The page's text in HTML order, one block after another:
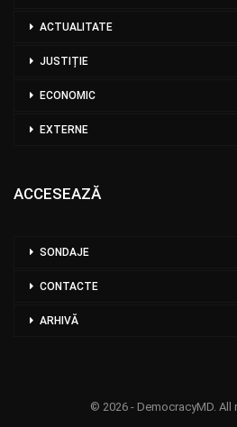
ACTUALITATE
JUSTIȚIE
ECONOMIC
EXTERNE
ACCESEAZĂ
SONDAJE
CONTACTE
ARHIVĂ
© 2026 - DemocracyMD. All